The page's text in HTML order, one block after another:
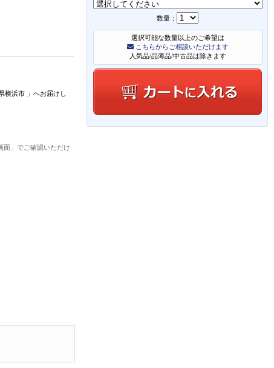
数量：
選択可能な数量以上のご希望は
こちらからご相談いただけます
人気品/品薄品/中古品は除きます
横浜市 」 へお届けし
面」でご確認いただけ